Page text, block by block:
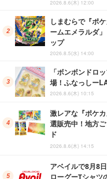
2026.8.6(木) 12:00
しまむらで『ポ
ームエメラルダ
ップ
2026.8.5(水) 14:00
「ボンボンドロ
場！ふなっしー
2026.8.6(木) 10:15
激レアな『ポケ
選販売中！地方
ド
2026.8.6(木) 14:15
アベイルで8月8
ローグーTシャツ